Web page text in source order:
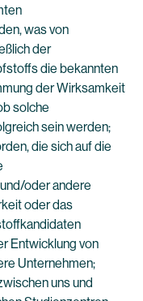
was von
der
die bekannten
der Wirksamkeit
solche
sein werden;
die sich auf die
oder andere
oder das
Entwicklung von
Unternehmen;
uns und